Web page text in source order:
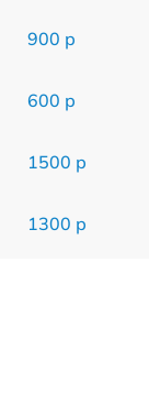
900 р
600 р
1500 р
1300 р